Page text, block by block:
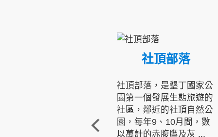
社頂部落
社頂部落，是墾丁國家公
園第一個發展生態旅遊的
社區，鄰近的社頂自然公
園，每年9、10月間，數
以萬計的赤腹鷹及灰 ...